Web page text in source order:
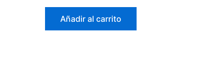
Añadir al carrito